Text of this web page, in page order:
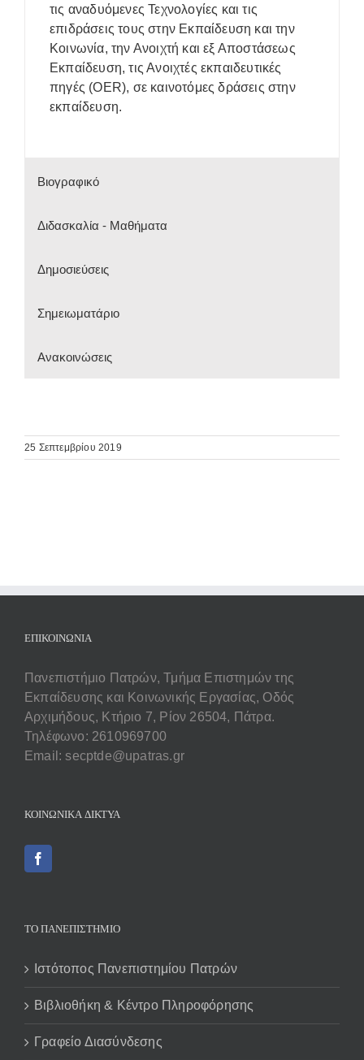
τις αναδυόμενες Τεχνολογίες και τις
επιδράσεις τους στην Εκπαίδευση και την
Κοινωνία, την Ανοιχτή και εξ Αποστάσεως
Εκπαίδευση, τις Ανοιχτές εκπαιδευτικές
πηγές (OER), σε καινοτόμες δράσεις στην
εκπαίδευση.
Βιογραφικό
Διδασκαλία - Μαθήματα
Δημοσιεύσεις
Σημειωματάριο
Ανακοινώσεις
25 Σεπτεμβρίου 2019
ΕΠΙΚΟΙΝΩΝΊΑ
Πανεπιστήμιο Πατρών, Τμήμα Επιστημών της
Εκπαίδευσης και Κοινωνικής Εργασίας, Οδός
Αρχιμήδους, Κτήριο 7, Ρίον 26504, Πάτρα.
Τηλέφωνο: 2610969700
Email: secptde@upatras.gr
ΚΟΙΝΩΝΙΚΆ ΔΊΚΤΥΑ
ΤΟ ΠΑΝΕΠΙΣΤΗΜΙΟ
Ιστότοπος Πανεπιστημίου Πατρών
Βιβλιοθήκη & Κέντρο Πληροφόρησης
Γραφείο Διασύνδεσης